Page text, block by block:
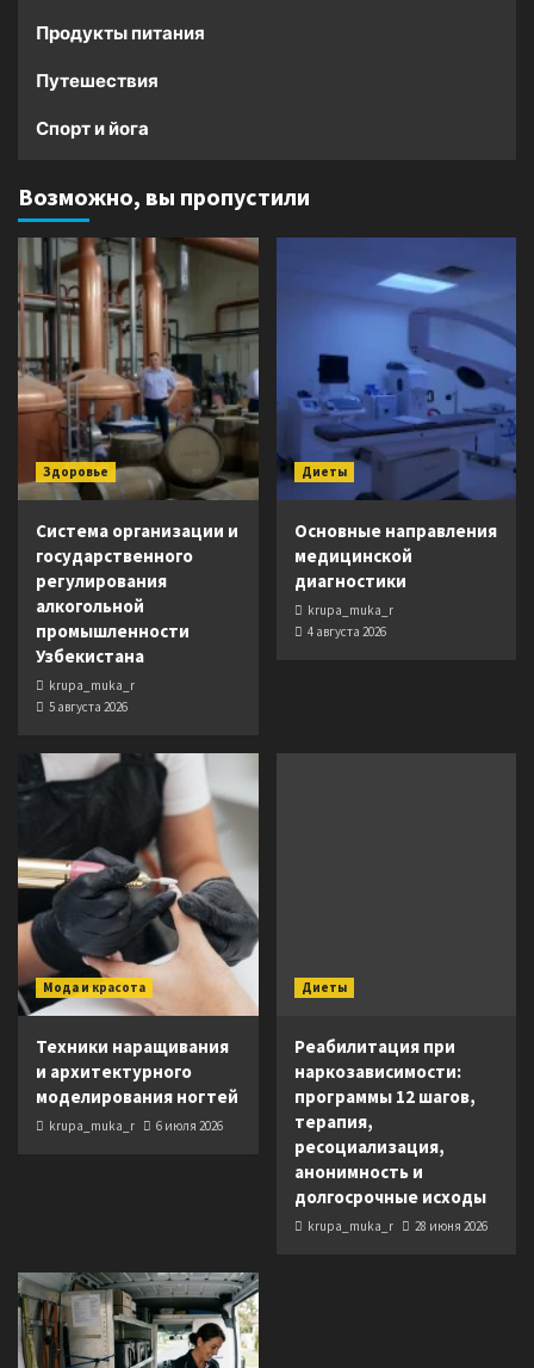
Продукты питания
Путешествия
Спорт и йога
Возможно, вы пропустили
Здоровье
Система организации и
государственного
регулирования
алкогольной
промышленности
Узбекистана
krupa_muka_r
5 августа 2026
Диеты
Основные направления
медицинской
диагностики
krupa_muka_r
4 августа 2026
Мода и красота
Техники наращивания
и архитектурного
моделирования ногтей
krupa_muka_r 6 июля 2026
Диеты
Реабилитация при
наркозависимости:
программы 12 шагов,
терапия,
ресоциализация,
анонимность и
долгосрочные исходы
krupa_muka_r 28 июня 2026